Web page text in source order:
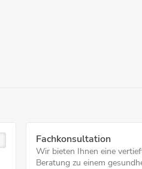
Fachkonsultation
Wir bieten Ihnen eine
Beratung zu einem